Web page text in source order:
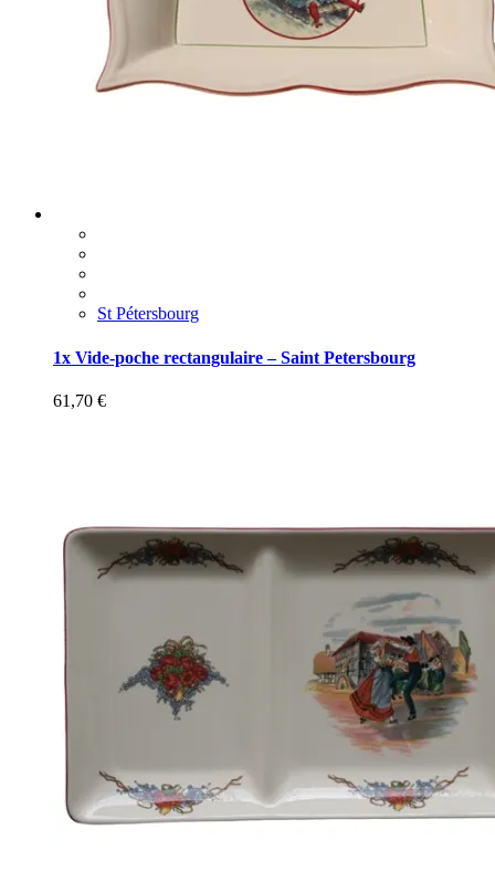
St Pétersbourg
1x Vide-poche rectangulaire – Saint Petersbourg
61,70 €